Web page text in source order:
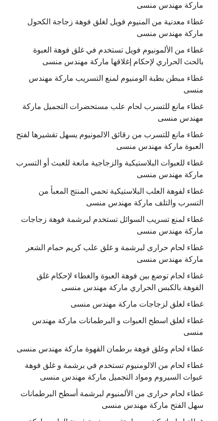
ماركة مهندس منسى
غطاء معدنية من المنيوم فويل لغلق فوهة زجاجة الكحول
ماركة مهندس منسى
غطاء من الألمونيوم فويل تستخدم في غلق فوهة العبوة
بالحث الحراري لإحكام إغلاقها ماركة مهندس منسى
غطاء مبطن بطبة الومنيوم لمنع التسريب ماركة مهندس
منسى
غطاء مانع للتسرب لحام علب مستحضرات التجميل ماركة
مهندس منسى
غطاء مانع للتسرب من رقائق الالمونيوم يسهل تقشيرها لفتح
العبوة ماركة مهندس منسى
غطاء للعبوات البلاستيكية والزجاجية مانعة للعبث أو التسرب
ماركة مهندس منسى
غطاء لفوهة العلب البلاستيكية تحمي المنتج المعبأ من
التسرب والتلف ماركة مهندس منسى
غطاء لمنع تسريب السوائل تستخدم لبرشمة فوهة زجاجات
ماركة مهندس منسى
غطاء لحام حرارى لبرشمة و غلق علب كريم حمام الشعر
ماركة مهندس منسى
غطاء لحام توضع بين فوهة العبوة والغطاء لإحكام غلق
الفوهة بالكبس الحراري ماركة مهندس منسى
غطاء لغلق لزجاجات ماركة مهندس منسى
غطاء لغلق اسطح العبوات و البرطمانات ماركة مهندس
منسى
غطاء لحام وغلق فوهة برطمان القهوة ماركة مهندس منسى
غطاء لحام من الالومنيوم تستخدم في برشمة و غلق فوهة
عبوات السيروم ومواد التجميل ماركة مهندس منسى
غطاء لحام حرارى من الألمنيوم لبرشمة أسطح البرطمانات
سهل الفتح ماركة مهندس منسى